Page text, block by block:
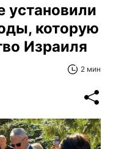
установили
которую
Израиля
2 мин